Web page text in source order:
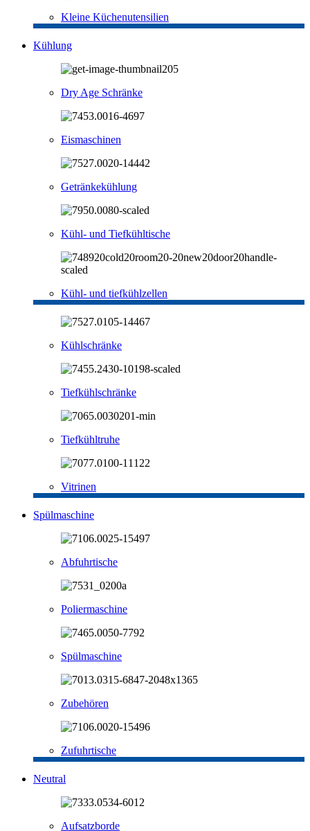
Kleine Küchenutensilien
Kühlung
Dry Age Schränke
Eismaschinen
Getränkekühlung
Kühl- und Tiefkühltische
Kühl- und tiefkühlzellen
Kühlschränke
Tiefkühlschränke
Tiefkühltruhe
Vitrinen
Spülmaschine
Abfuhrtische
Poliermaschine
Spülmaschine
Zubehören
Zufuhrtische
Neutral
Aufsatzborde